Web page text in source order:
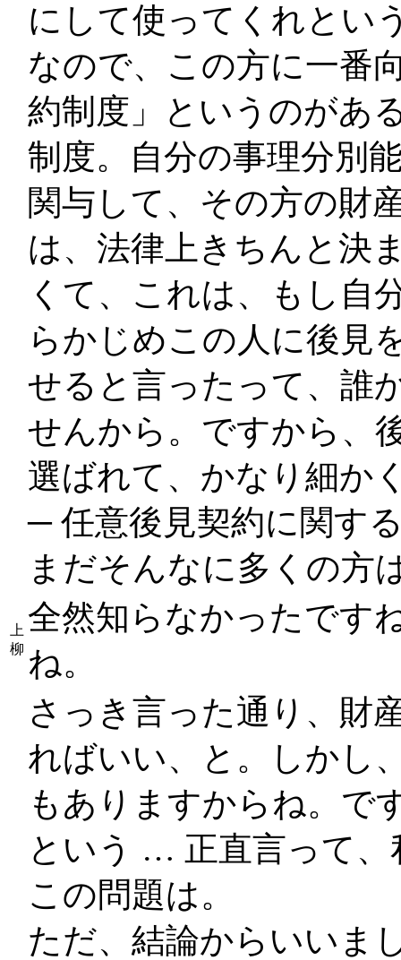
にして使ってくれとい
なので、この方に一番
約制度」というのがあ
制度。自分の事理分別
関与して、その方の財
は、法律上きちんと決
くて、これは、もし自
らかじめこの人に後見
せると言ったって、誰
せんから。ですから、
選ばれて、かなり細か
─ 任意後見契約に関す
まだそんなに多くの方
上
柳
全然知らなかったです
ね。
さっき言った通り、財
ればいい、と。しかし
もありますからね。で
という … 正直言って
この問題は。
ただ、結論からいいま